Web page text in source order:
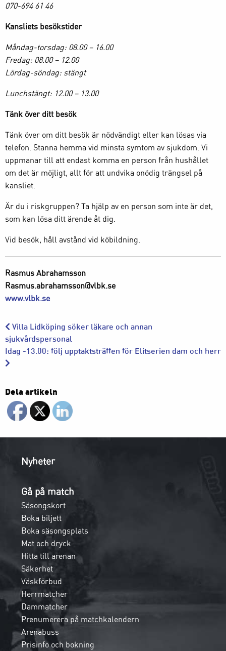
070-694 61 46
Kansliets besökstider
Måndag-torsdag: 08.00 – 16.00
Fredag: 08.00 – 12.00
Lördag-söndag: stängt
Lunchstängt: 12.00 – 13.00
Tänk över ditt besök
Tänk över om ditt besök är nödvändigt eller kan lösas via
telefon. Stanna hemma vid minsta symtom av sjukdom. Vi
uppmanar till att endast komma en person från hushållet
om det är möjligt, allt för att undvika onödig trängsel på
kansliet.
Är du i riskgruppen? Ta hjälp av en person som inte är det,
som kan lösa ditt ärende åt dig.
Vid besök, håll avstånd vid köbildning.
Rasmus Abrahamsson
Rasmus.abrahamsson@vlbk.se
www.vlbk.se
Villa Lidköping söker läkare och annan
sjukvårdspersonal
Idag -13.00: följ upptaktsträffen för Elitserien dam och herr
Dela artikeln
Nyheter
Gå på match
Säsongskort
Boka biljett
Boka säsongsplats
Mat och dryck
Hitta till arenan
Säkerhet
Väskförbud
Herrmatcher
Dammatcher
Prenumerera på matchkalendern
Arenabuss
Prisinfo och bokning